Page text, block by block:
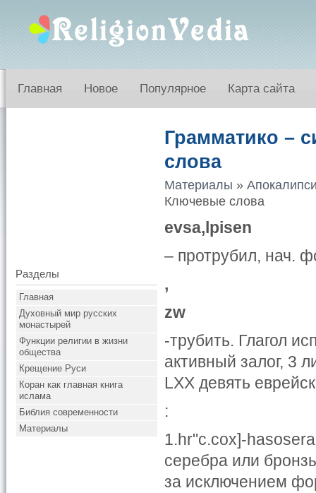
Главная Новое Популярное Карта сайта
Разделы
Главная
Духовный мир русских
монастырей
Функции религии в жизни
общества
Крещение Руси
Коран как главная книга
ислама
Библия современности
Материалы
Грамматико –
слова
Материалы »
Ключевые слова
evsa,lpisen
– протрубил, нач.
,
zw
-трубить. Глагол
активный залог, 3
LXX девять
:
1.hr"c.cox]-
серебра или
за исключением